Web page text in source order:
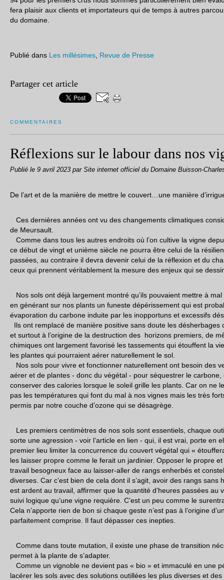
fera plaisir aux clients et importateurs qui de temps à autres
du domaine.
Publié dans Les millésimes Revue de Presse
Partager cet article
COMMENTAIRES
Réflexions sur le labour dans nos
Publié le 9 avril 2023 par Site internet officiel du Domaine Buisson-
De l’art et de la manière de mettre le couvert…une manière
Ces dernières années ont vu des changements climatiques
de Meursault.
Comme dans tous les autres endroits où l’on cultive la vigne
ce début de vingt et unième siècle ne pourra être celui de la
passées, au contraire il devra devenir celui de la réflexion et du
ceux qui prennent véritablement la mesure des enjeux qui se
Nos sols ont déjà largement montré qu’ils pouvaient mettre à
en générant sur nos plants un funeste dépérissement qui est
évaporation du carbone induite par les inopportuns et excessifs
Ils ont remplacé de manière positive sans doute les désherbages
et surtout à l’origine de la destruction des horizons premiers, de
chimiques ont largement favorisé les tassements qui étouffent la
les plantes qui pourraient aérer naturellement le sol.
Nos sols pour vivre et fonctionner naturellement ont besoin des
aérer et de plantes - donc du végétal - pour séquestrer le
conserver des calories lorsque le soleil grille les plants. Car on ne
pas les températures qui font du mal à nos vignes mais les très
permis par notre couche d’ozone qui se désagrège.
Les premiers centimètres de nos sols sont essentiels, chaque
sorte une agression - voir l’article en lien - qui, il est vrai, porte en
premier lieu limiter la concurrence du couvert végétal qui «
les laisser propre comme le ferait un jardinier. Opposer le propre
travail besogneux face au laisser-aller de rangs enherbés et
diverses. Car c’est bien de cela dont il s’agit, avoir des rangs sans
est ardent au travail, affirmer que la quantité d’heures passées au
suivi logique qu’une vigne requière. C’est un peu comme le
Cela n’apporte rien de bon si chaque geste n’est pas à l’origine
parfaitement comprise. Il faut dépasser ces inepties.
Comme dans toute mutation, il existe une phase de transition
permet à la plante de s’adapter.
Comme un vignoble ne devient pas « bio » et immaculé en une
lacérer les sols avec des solutions outillées les plus diverses et